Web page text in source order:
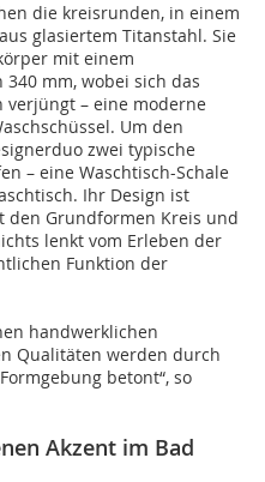
die kreisrunden, in einem
glasiertem Titanstahl. Sie
mit einem
mm, wobei sich das
verjüngt – eine moderne
Um den
zwei typische
– eine Waschtisch-Schale
Ihr Design ist
Grundformen Kreis und
lenkt vom Erleben der
Funktion der
handwerklichen
Qualitäten werden durch
betont“, so
Akzent im Bad